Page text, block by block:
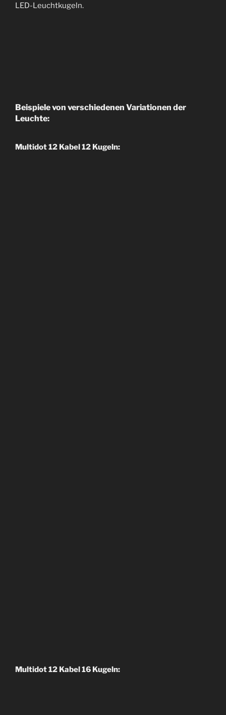
LED-Leuchtkugeln.‎
Beispiele von verschiedenen Variationen der
Leuchte:
Multidot 12 Kabel 12 Kugeln:
Multidot 12 Kabel 16 Kugeln: